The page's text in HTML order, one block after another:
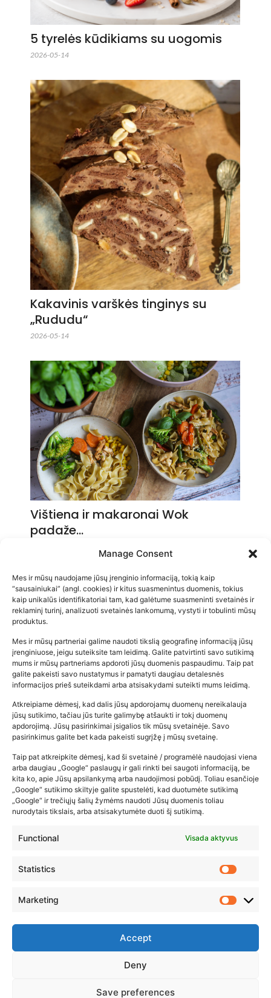
Manage Consent
Mes ir mūsų naudojame jūsų įrenginio informaciją, tokią kaip
“sausainiukai” (angl. cookies) ir kitus suasmenintus duomenis, tokius
kaip unikalūs identifikatoriai tam, kad galėtume suasmeninti svetainės ir
reklaminį turinį, analizuoti svetainės lankomumą, vystyti ir tobulinti mūsų
produktus.
Mes ir mūsų partneriai galime naudoti tikslią geografinę informaciją jūsų
įrenginiuose, jeigu suteiksite tam leidimą. Galite patvirtinti savo sutikimą
mums ir mūsų partneriams apdoroti jūsų duomenis paspaudimu. Taip pat
galite pakeisti savo nustatymus ir pamatyti daugiau detalesnės
informacijos prieš suteikdami arba atsisakydami suteikti mums leidimą.
Atkreipiame dėmesį, kad dalis jūsų apdorojamų duomenų nereikalauja
jūsų sutikimo, tačiau jūs turite galimybę atšaukti ir tokį duomenų
apdorojimą. Jūsų pasirinkimai įsigalios tik mūsų svetainėje. Savo
pasirinkimus galite bet kada pakeisti sugrįžę į mūsų svetainę.
Taip pat atkreipkite dėmesį, kad ši svetainė / programėlė naudojasi viena
arba daugiau „Google“ paslaugų ir gali rinkti bei saugoti informaciją, be
kita ko, apie Jūsų apsilankymą arba naudojimosi pobūdį. Toliau esančioje
„Google“ sutikimo skiltyje galite spustelėti, kad duotumėte sutikimą
„Google“ ir trečiųjų šalių žymėms naudoti Jūsų duomenis toliau
nurodytais tikslais, arba atsisakytumėte duoti šį sutikimą.
Functional Visada aktyvus
Statistics
Marketing
Accept
Deny
Save preferences
5 tyrelės kūdikiams su uogomis
2026-05-14
Kakavinis varškės tinginys su
„Rududu“
2026-05-14
Vištiena ir makaronai Wok
padaže…
Populiariausios parduotuvės
kūdikių tyrelės –…
2026-02-22
© 2023 ZUIKIO RECEPTAI VISOS TEISĖS SAUGOMOS